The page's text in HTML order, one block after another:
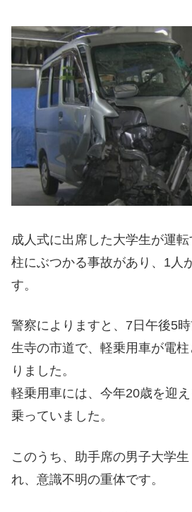
成人式に出席した大学生が運
柱にぶつかる事故があり、1人
す。
警察によりますと、7日午後5
生寺の市道で、軽乗用車が電
りました。
軽乗用車には、今年20歳を迎
乗っていました。
このうち、助手席の男子大学
れ、意識不明の重体です。